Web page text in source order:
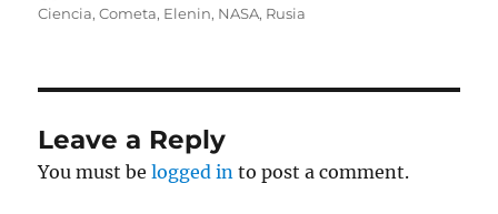
on
Ciencia,Cometa, Elenin, NASA, Rusia
Leave a Reply
You must belogged in to post a comment.